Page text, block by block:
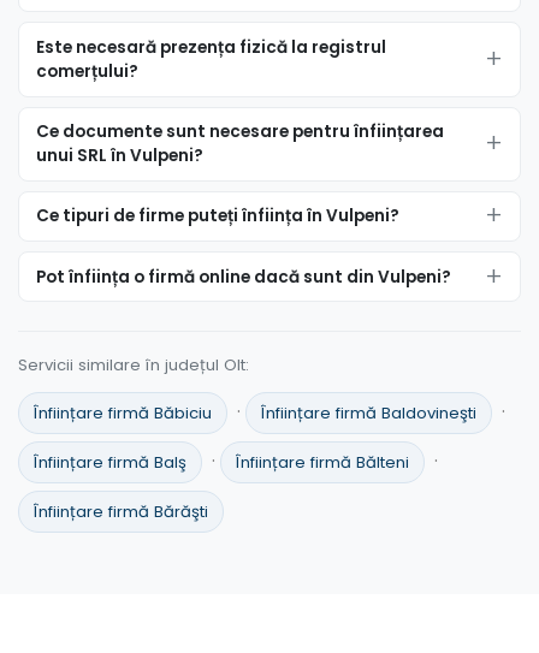
Este necesară prezența fizică la registrul
comerțului?
Ce documente sunt necesare pentru înființarea
unui SRL în Vulpeni?
Ce tipuri de firme puteți înființa în Vulpeni?
Pot înființa o firmă online dacă sunt din Vulpeni?
Servicii similare în județul Olt:
Înființare firmă Băbiciu · Înființare firmă Baldovineşti ·
Înființare firmă Balş · Înființare firmă Bălteni ·
Înființare firmă Bărăşti